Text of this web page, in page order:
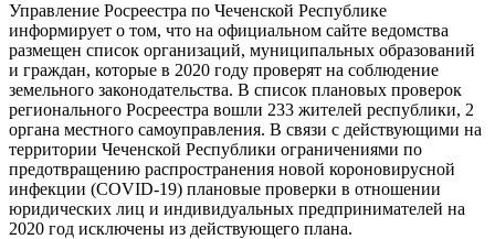
Управление Росреестра по Чеченской Республике
информирует о том, что на официальном сайте ведомства
размещен список организаций, муниципальных образований
и граждан, которые в 2020 году проверят на соблюдение
земельного законодательства. В список плановых проверок
регионального Росреестра вошли 233 жителей республики, 2
органа местного самоуправления. В связи с действующими на
территории Чеченской Республики ограничениями по
предотвращению распространения новой короновирусной
инфекции (COVID-19) плановые проверки в отношении
юридических лиц и индивидуальных предпринимателей на
2020 год исключены из действующего плана.